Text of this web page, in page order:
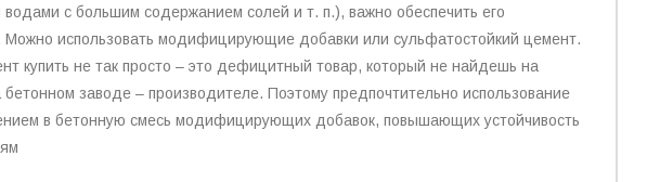
с большим содержанием солей и т. п.), важно обеспечить его
Можно использовать модифицирующие добавки или сульфатостойкий цемент.
купить не так просто – это дефицитный товар, который не найдешь на
заводе – производителе. Поэтому предпочтительно использование
в бетонную смесь модифицирующих добавок, повышающих устойчивость